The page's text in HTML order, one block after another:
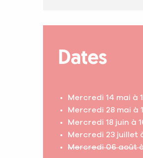
Dates
Mercredi 14 mai à
Mercredi 28 mai à
Mercredi 18 juin à
Mercredi 23 juillet
Mercredi 06 août